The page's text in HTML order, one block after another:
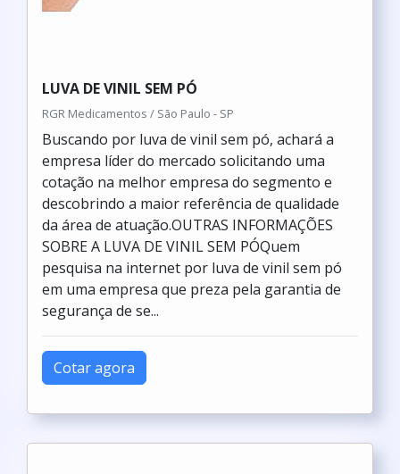
LUVA DE VINIL SEM PÓ
RGR Medicamentos / São Paulo - SP
Buscando por luva de vinil sem pó, achará a
empresa líder do mercado solicitando uma
cotação na melhor empresa do segmento e
descobrindo a maior referência de qualidade
da área de atuação.OUTRAS INFORMAÇÕES
SOBRE A LUVA DE VINIL SEM PÓQuem
pesquisa na internet por luva de vinil sem pó
em uma empresa que preza pela garantia de
segurança de se...
Cotar agora